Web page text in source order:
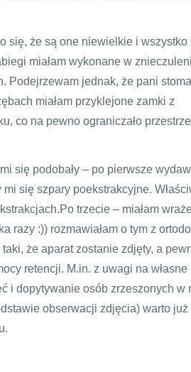
się, że są one niewielkie i wszystko
miałam wykonane w
Podejrzewam jednak, że pani
miałam przyklejone zamki z
co na pewno ograniczało
się podobały – po pierwsze
się szpary poekstrakcyjne.
trzecie – miałam
razy :)) rozmawiałam o tym z
że aparat zostanie zdjęty, a
retencji. M.in. z uwagi na własne
i dopytywanie osób zrzeszonych w
obserwacji zdjęcia) warto już